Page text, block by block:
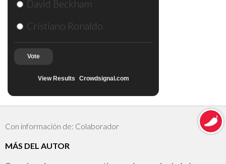
David Beckham
Cristiano Ronaldo
Vote
View Results Crowdsignal.com
Con información de: Colaborador
MÁS DEL AUTOR